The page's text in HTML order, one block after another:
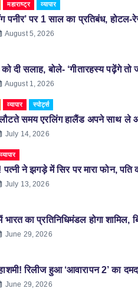
महाराष्ट्र व्यापार
पनीर’ पर 1 साल का प्रतिबंध, होटल-
August 5, 2026
दी सलाह, बोले- ‘गीतारहस्य पढ़ेंगे तो
August 1, 2026
व्यापार स्पोर्ट्स
समय एरलिंग हालैंड अपने साथ ले
July 14, 2026
व्यापार
ने झगड़े में सिर पर मारा फोन, पति
July 13, 2026
का प्रतिनिधिमंडल होगा शामिल,
June 29, 2026
रिलीज हुआ ‘आवारापन 2’ का
June 29, 2026